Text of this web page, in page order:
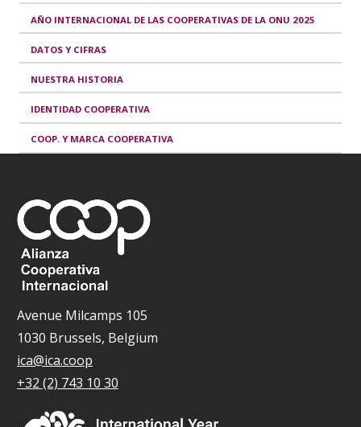
AÑO INTERNACIONAL DE LAS COOPERATIVAS DE LA ONU 2025
DATOS Y CIFRAS
NUESTRA HISTORIA
IDENTIDAD COOPERATIVA
COOP. Y MARCA COOPERATIVA
Avenue Milcamps 105
1030 Brussels, Belgium
ica@ica.coop
+32 (2) 743 10 30